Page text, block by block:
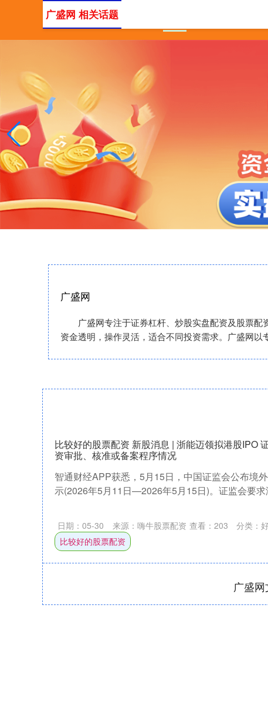
广盛网
广盛网专注于证券杠杆、炒股实盘配资及股票
资金透明，操作灵活，适合不同投资需求。广盛网以
广盛网 相关话题
比较好的股票配资 新股消息 | 浙能迈领拟港股IPO
资审批、核准或备案程序情况
智通财经APP获悉，5月15日，中国证监会公布境
示(2026年5月11日—2026年5月15日)。证监会要
日期：05-30 来源：嗨牛股票配资 查看： 203 分类：
比较好的股票配资
广盛